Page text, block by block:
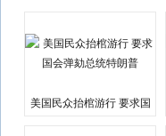
美国民众抬棺游行 要求国